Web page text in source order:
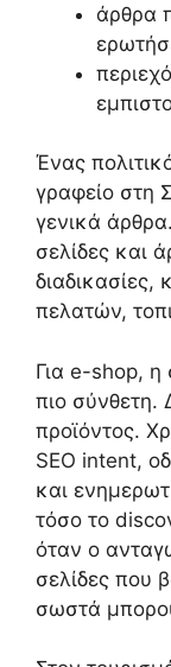
άρθρα
Ένας
γραφείο στη
γενικά
σελίδες και
διαδικασίες,
πελατών,
Για e-shop, η
πιο σύνθετη.
προϊόντος.
SEO intent,
και
τόσο το
όταν ο
σελίδες που
σωστά